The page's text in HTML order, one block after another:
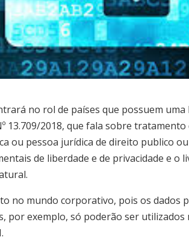
no rol de países que possuem
13.709/2018, que fala sobre
ou pessoa jurídica de direito publico
de liberdade e de privacidade e o
no mundo corporativo, pois os dados
por exemplo, só poderão ser